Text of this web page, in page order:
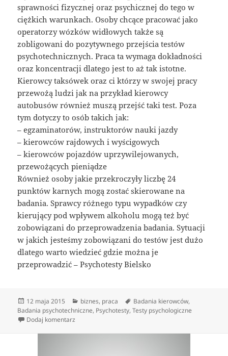
sprawności fizycznej oraz psychicznej do tego w
ciężkich warunkach. Osoby chcące pracować jako
operatorzy wózków widłowych także są
zobligowani do pozytywnego przejścia testów
psychotechnicznych. Praca ta wymaga dokładności
oraz koncentracji dlatego jest to aż tak istotne.
Kierowcy taksówek oraz ci którzy w swojej pracy
przewożą ludzi jak na przykład kierowcy
autobusów również muszą przejść taki test. Poza
tym dotyczy to osób takich jak:
– egzaminatorów, instruktorów nauki jazdy
– kierowców rajdowych i wyścigowych
– kierowców pojazdów uprzywilejowanych,
przewożących pieniądze
Również osoby jakie przekroczyły liczbę 24
punktów karnych mogą zostać skierowane na
badania. Sprawcy różnego typu wypadków czy
kierujący pod wpływem alkoholu mogą też być
zobowiązani do przeprowadzenia badania. Sytuacji
w jakich jesteśmy zobowiązani do testów jest dużo
dlatego warto wiedzieć gdzie można je
przeprowadzić – Psychotesty Bielsko
Data
publikacji
12 maja 2015 Kategorie
biznes, praca Tagi
Badania kierowców,
Badania psychotechniczne, Psychotesty,Testy psychologiczne
Dodaj komentarz